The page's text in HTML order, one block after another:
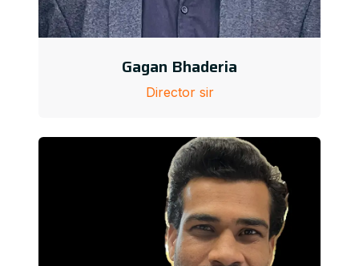
Gagan Bhaderia
Director sir